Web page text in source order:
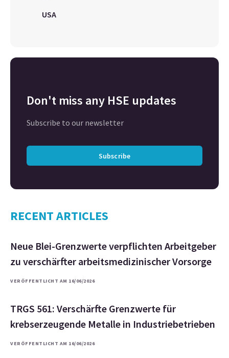
USA
Don't miss any HSE updates
Subscribe to our newsletter
Subscribe
RECENT ARTICLES
Neue Blei-Grenzwerte verpflichten Arbeitgeber
zu verschärfter arbeitsmedizinischer Vorsorge
VERÖFFENTLICHT AM 16/06/2026
TRGS 561: Verschärfte Grenzwerte für
krebserzeugende Metalle in Industriebetrieben
VERÖFFENTLICHT AM 16/06/2026